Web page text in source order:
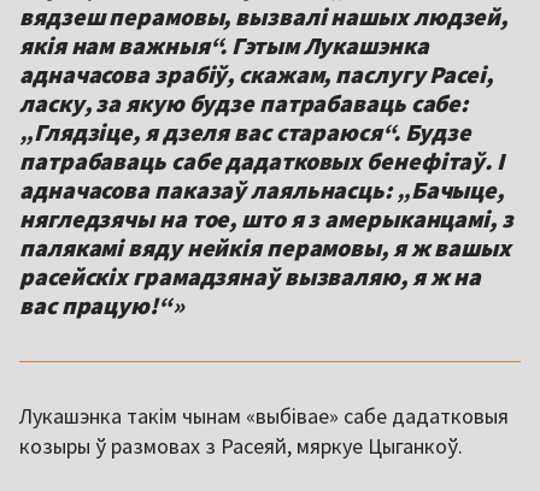
вядзеш перамовы, вызвалі нашых людзей,
якія нам важныя“. Гэтым Лукашэнка
адначасова зрабіў, скажам, паслугу Расеі,
ласку, за якую будзе патрабаваць сабе:
„Глядзіце, я дзеля вас стараюся“. Будзе
патрабаваць сабе дадатковых бенефітаў. І
адначасова паказаў лаяльнасць: „Бачыце,
нягледзячы на тое, што я з амерыканцамі, з
палякамі вяду нейкія перамовы, я ж вашых
расейскіх грамадзянаў вызваляю, я ж на
вас працую!“»
Лукашэнка такім чынам «выбівае» сабе дадатковыя
козыры ў размовах з Расеяй, мяркуе Цыганкоў.